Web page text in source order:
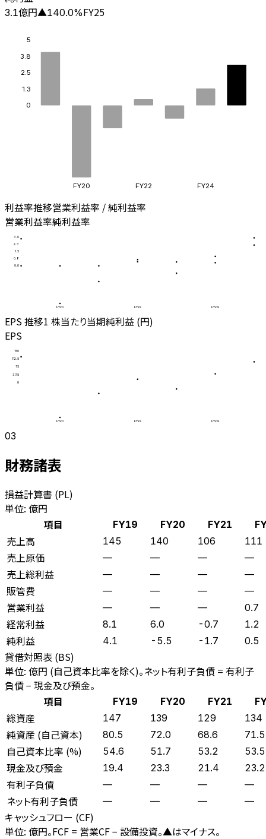
3.1億円▲140.0%FY25
0
1.3
2.5
3.8
5
FY20 FY22 FY24
利益率推移営業利益率 / 純利益率
営業利益率純利益率
0.0
0.8
1.5
2.3
3.0
FY20 FY22 FY24
EPS 推移1 株当たり当期純利益 (円)
EPS
0
37.5
75
112.5
150
FY20 FY22 FY24
03
財務諸表
損益計算書 (PL)
単位: 億円
項目
FY19 FY20 FY21
売上高 145 140 106 111
売上原価 — — — —
売上総利益 — — — —
販管費 — — — —
営業利益 — — — 0.7
経常利益 8.1 6.0 -0.7 1.2
純利益 4.1 -5.5 -1.7 0.5
貸借対照表 (BS)
単位: 億円 (自己資本比率を除く)。ネット有利子負債 = 有利子
負債 − 現金及び預金。
項目
FY19 FY20 FY21
総資産 147 139 129 134
純資産 (自己資本) 80.5 72.0 68.6 71.5
自己資本比率 (%) 54.6 51.7 53.2 53.5
現金及び預金 19.4 23.3 21.4 23.2
有利子負債 — — — —
ネット有利子負債 — — — —
キャッシュフロー (CF)
単位: 億円。FCF = 営業CF − 設備投資。▲はマイナス。